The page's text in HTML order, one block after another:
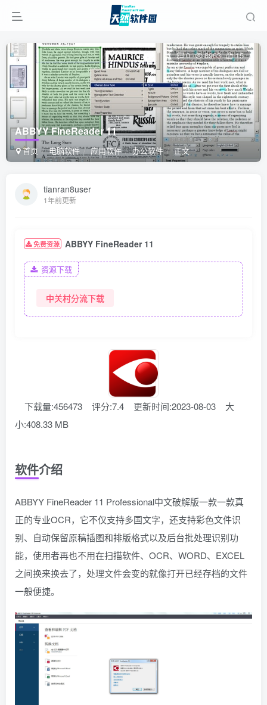
ABBYY FineReader 11
首页 电脑软件 应用软件 办公软件 正文
0 8963 15
tianran8user
1年前更新
免费资源 ABBYY FineReader 11
资源下载
中关村分流下载
下载量:456473 评分:7.4 更新时间:2023-08-03
大
小:408.33 MB
软件介绍
ABBYY FineReader 11 Professional中文破解版一款一款真
正的专业OCR，它不仅支持多国文字，还支持彩色文件识
别、自动保留原稿插图和排版格式以及后台批处理识别功
能，使用者再也不用在扫描软件、OCR、WORD、EXCEL
之间换来换去了，处理文件会变的就像打开已经存档的文件
一般便捷。